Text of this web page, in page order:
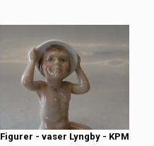
Figurer - vaser Lyngby - KPM